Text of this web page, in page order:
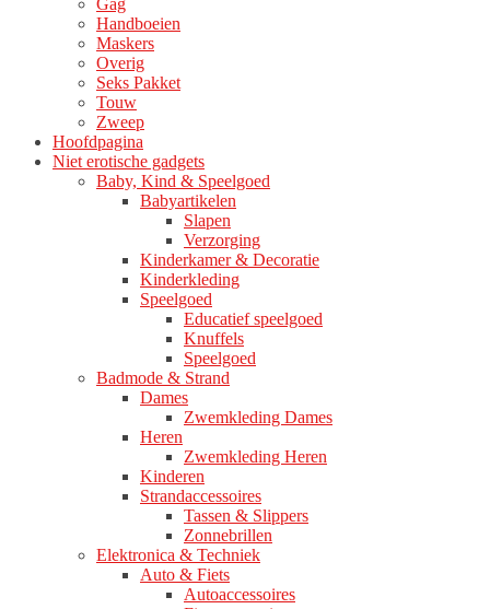
Handboeien
Maskers
Overig
Seks Pakket
Touw
Zweep
Hoofdpagina
Niet erotische gadgets
Baby, Kind & Speelgoed
Babyartikelen
Slapen
Verzorging
Kinderkamer & Decoratie
Kinderkleding
Speelgoed
Educatief speelgoed
Knuffels
Speelgoed
Badmode & Strand
Dames
Zwemkleding Dames
Heren
Zwemkleding Heren
Kinderen
Strandaccessoires
Tassen & Slippers
Zonnebrillen
Elektronica & Techniek
Auto & Fiets
Autoaccessoires